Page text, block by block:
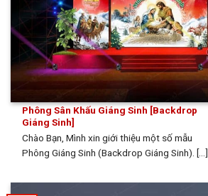
Phông Sân Khấu Giáng Sinh [Backdrop
Giáng Sinh]
Chào Bạn, Mình xin giới thiệu một số mẫu
Phông Giáng Sinh (Backdrop Giáng Sinh). [...]